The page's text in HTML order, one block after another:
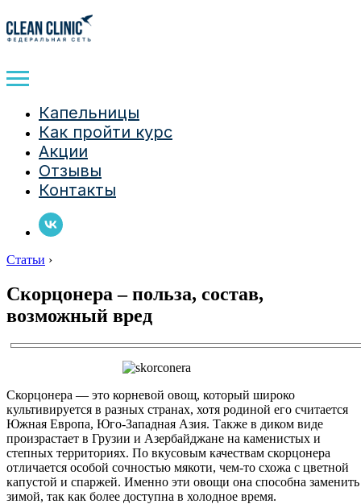
Капельницы
Как пройти курс
Акции
Отзывы
Контакты
Статьи ›
Скорцонера – польза, состав,
возможный вред
Скорцонера — это корневой овощ, который широко
культивируется в разных странах, хотя родиной его считается
Южная Европа, Юго-Западная Азия. Также в диком виде
произрастает в Грузии и Азербайджане на каменистых и
степных территориях. По вкусовым качествам скорцонера
отличается особой сочностью мякоти, чем-то схожа с цветной
капустой и спаржей. Именно эти овощи она способна заменить
зимой, так как более доступна в холодное время.